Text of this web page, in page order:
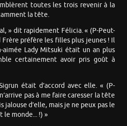
toutes les trois revenir à la
la tête.
» dit rapidement Félicia. « (P-Peut-
Frère préfère les filles plus jeunes ! Il
aimée Lady Mitsuki était un an plus
certainement avoir pris goût à
était d’accord avec elle. « (P-
pas à me faire caresser la tête
jalouse d’elle, mais je ne peux pas le
monde... !) »